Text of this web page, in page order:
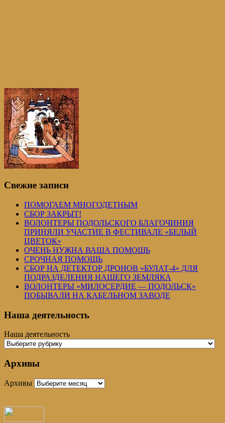
Свежие записи
ПОМОГАЕМ МНОГОДЕТНЫМ
СБОР ЗАКРЫТ!
ВОЛОНТЕРЫ ПОДОЛЬСКОГО БЛАГОЧИНИЯ
ПРИНЯЛИ УЧАСТИЕ В ФЕСТИВАЛЕ «БЕЛЫЙ
ЦВЕТОК»
ОЧЕНЬ НУЖНА ВАША ПОМОЩЬ
СРОЧНАЯ ПОМОЩЬ
СБОР НА ДЕТЕКТОР ДРОНОВ «БУЛАТ-4» ДЛЯ
ПОДРАЗДЕЛЕНИЯ НАШЕГО ЗЕМЛЯКА
ВОЛОНТЕРЫ «МИЛОСЕРДИЕ — ПОДОЛЬСК»
ПОБЫВАЛИ НА КАБЕЛЬНОМ ЗАВОДЕ
Наша деятельность
Наша деятельность
Архивы
Архивы